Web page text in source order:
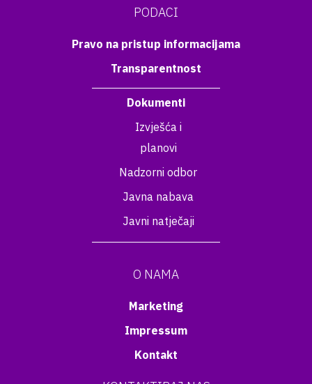
PODACI
Pravo na pristup informacijama
Transparentnost
Dokumenti
Izvješća i
planovi
Nadzorni odbor
Javna nabava
Javni natječaji
O NAMA
Marketing
Impressum
Kontakt